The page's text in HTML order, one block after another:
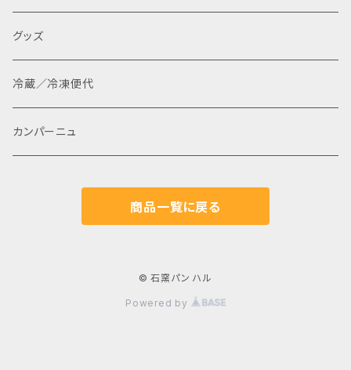
グッズ
冷蔵／冷凍便代
カンパーニュ
商品一覧に戻る
© 石窯パン ハル
Powered by